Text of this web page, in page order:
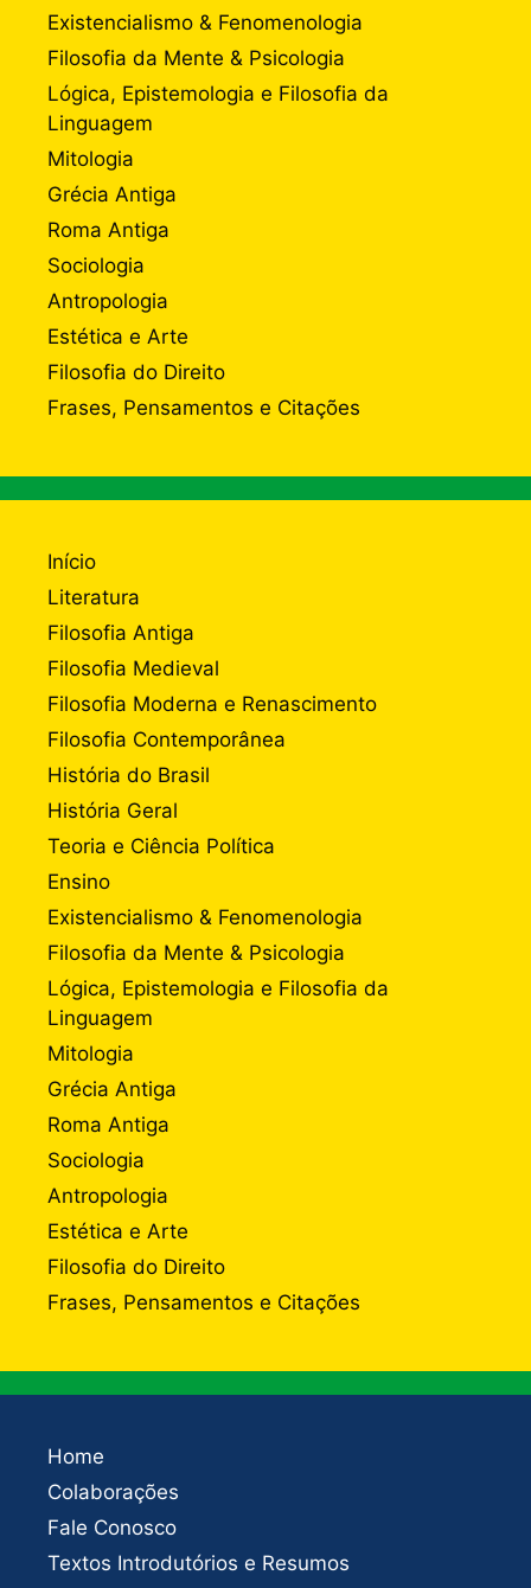
Existencialismo & Fenomenologia
Filosofia da Mente & Psicologia
Lógica, Epistemologia e Filosofia da
Linguagem
Mitologia
Grécia Antiga
Roma Antiga
Sociologia
Antropologia
Estética e Arte
Filosofia do Direito
Frases, Pensamentos e Citações
Início
Literatura
Filosofia Antiga
Filosofia Medieval
Filosofia Moderna e Renascimento
Filosofia Contemporânea
História do Brasil
História Geral
Teoria e Ciência Política
Ensino
Existencialismo & Fenomenologia
Filosofia da Mente & Psicologia
Lógica, Epistemologia e Filosofia da
Linguagem
Mitologia
Grécia Antiga
Roma Antiga
Sociologia
Antropologia
Estética e Arte
Filosofia do Direito
Frases, Pensamentos e Citações
Home
Colaborações
Fale Conosco
Textos Introdutórios e Resumos